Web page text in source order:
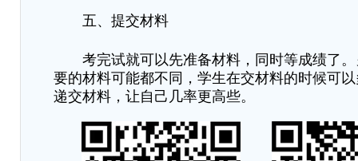
五、提交材料
考完试就可以先准备材料，同时等成绩了。
要的材料可能都不同 ， 学生在交材料的时候可
递交材料，让自己几率更高些。